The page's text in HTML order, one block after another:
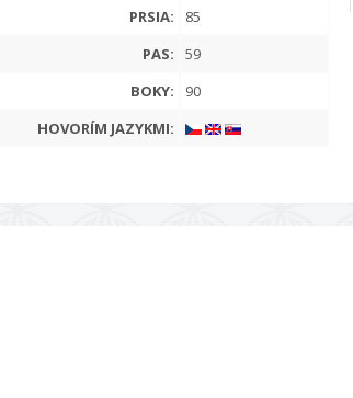
PRSIA:
85
PAS:
59
BOKY:
90
HOVORÍM JAZYKMI: